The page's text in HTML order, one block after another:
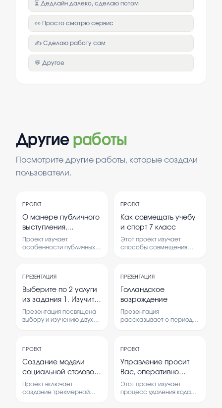
⏳ Дедлайн далеко, сделаю потом
👀 Просто смотрю сервис
✍️ Сделаю работу сам
💬 Другое
Другие работы
Посмотрите другие работы, которые создали
пользователи.
ПРОЕКТ
О манере публичного
выступления,
интонации, жестах и
мимике.
Проект изучает
особенности публичных
методы улучшения
навыков публичных
выступлений.
ПРОЕКТ
Как совмещать учебу
и спорт 7 класс
Этот проект изучает
способы совмещения
важные аспекты
организации времени и
ПРЕЗЕНТАЦИЯ
Выберите по 2 услуги
из задания 1. Изучите
их особенности и
преимущества.
Определите спикера,
который представит
материал. Обратите
акцент на целевую
Презентация посвящена
выбору и изучению двух
определению целевой
аудитории и подготовке к
ПРЕЗЕНТАЦИЯ
Голландское
возрождение
Презентация
рассказывает о периоде
веках. Рассматриваются
основные события,
достижения и влияние
этого времени на
развитие страны и мира.
ПРОЕКТ
Создание модели
социальной столовой
в Blender
Проект включает
создание трехмерной
ПРОЕКТ
Управление просит
Вас, оперативно
удалить
вышеуказанный код
Этот проект изучает
процесс удаления кода